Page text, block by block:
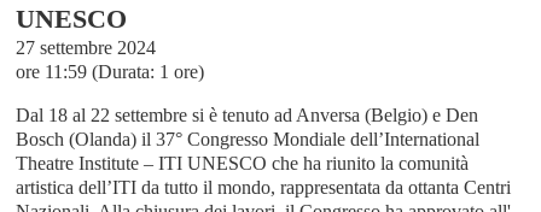
UNESCO
27 settembre 2024
ore 11:59 (Durata: 1 ore)
Dal 18 al 22 settembre si è tenuto ad Anversa (Belgio) e Den
Bosch (Olanda) il 37° Congresso Mondiale dell’International
Theatre Institute – ITI UNESCO che ha riunito la comunità
artistica dell’ITI da tutto il mondo, rappresentata da ottanta Centri